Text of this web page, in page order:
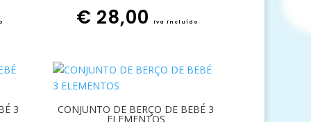
€ 28,00 iva incluído
3 CONJUNTO DE BERÇO DE BEBÉ 3
ELEMENTOS